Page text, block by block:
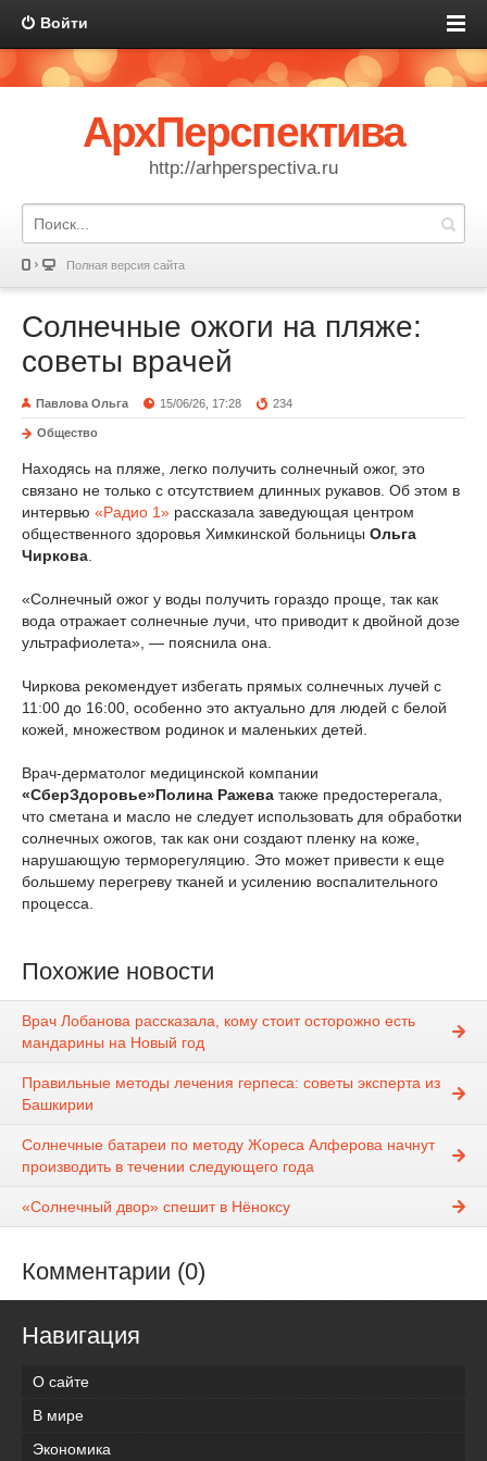
Войти
АрхПерспектива
http://arhperspectiva.ru
Полная версия сайта
Солнечные ожоги на пляже:
советы врачей
Павлова Ольга 15/06/26, 17:28 234
Общество
Находясь на пляже, легко получить солнечный ожог, это
связано не только с отсутствием длинных рукавов. Об этом в
интервью «Радио 1» рассказала заведующая центром
общественного здоровья Химкинской больницы Ольга
Чиркова
«Солнечный ожог у воды получить гораздо проще, так как
вода отражает солнечные лучи, что приводит к двойной дозе
ультрафиолета», — пояснила она.
Чиркова рекомендует избегать прямых солнечных лучей с
11:00 до 16:00, особенно это актуально для людей с белой
кожей, множеством родинок и маленьких детей.
Врач-дерматолог медицинской компании
«СберЗдоровье»Полина Ражева также предостерегала,
что сметана и масло не следует использовать для обработки
солнечных ожогов, так как они создают пленку на коже,
нарушающую терморегуляцию. Это может привести к еще
большему перегреву тканей и усилению воспалительного
процесса.
Похожие новости
Врач Лобанова рассказала, кому стоит осторожно есть
мандарины на Новый год
Правильные методы лечения герпеса: советы эксперта из
Башкирии
Солнечные батареи по методу Жореса Алферова начнут
производить в течении следующего года
«Солнечный двор» спешит в Нёноксу
Комментарии (0)
Навигация
О сайте
В мире
Экономика